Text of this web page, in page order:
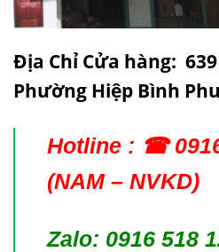
Địa Chỉ Cửa hàng:
Phường Hiệp Bình
Hotline : ☎
(NAM – NVKD)
Zalo: 0916 518